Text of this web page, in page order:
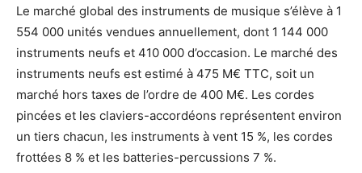
Le marché global des instruments de musique s’élève à 1
554 000 unités vendues annuellement, dont 1 144 000
instruments neufs et 410 000 d’occasion. Le marché des
instruments neufs est estimé à 475 M€ TTC, soit un
marché hors taxes de l’ordre de 400 M€. Les cordes
pincées et les claviers-accordéons représentent environ
un tiers chacun, les instruments à vent 15 %, les cordes
frottées 8 % et les batteries-percussions 7 %.